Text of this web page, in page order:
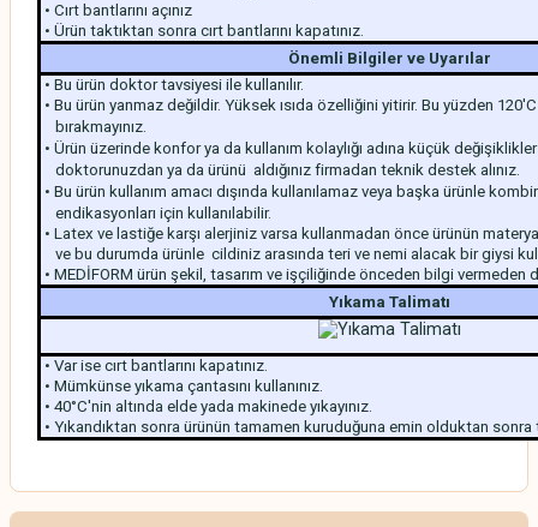
• Cırt bantlarını açınız
• Ürün taktıktan sonra cırt bantlarını kapatınız.
Önemli Bilgiler ve Uyarılar
• Bu ürün doktor tavsiyesi ile kullanılır.
• Bu ürün yanmaz değildir. Yüksek ısıda özelliğini yitirir. Bu yüzden
bırakmayınız.
• Ürün üzerinde konfor ya da kullanım kolaylığı adına küçük
doktorunuzdan ya da ürünü aldığınız firmadan teknik destek alınız.
• Bu ürün kullanım amacı dışında kullanılamaz veya başka ürünle
endikasyonları için kullanılabilir.
• Latex ve lastiğe karşı alerjiniz varsa kullanmadan önce ürünün
ve bu durumda ürünle cildiniz arasında teri ve nemi alacak bir giysi
• MEDİFORM ürün şekil, tasarım ve işçiliğinde önceden bilgi vermeden
Yıkama Talimatı
• Var ise cırt bantlarını kapatınız.
• Mümkünse yıkama çantasını kullanınız.
• 40°C'nin altında elde yada makinede yıkayınız.
• Yıkandıktan sonra ürünün tamamen kuruduğuna emin olduktan sonra